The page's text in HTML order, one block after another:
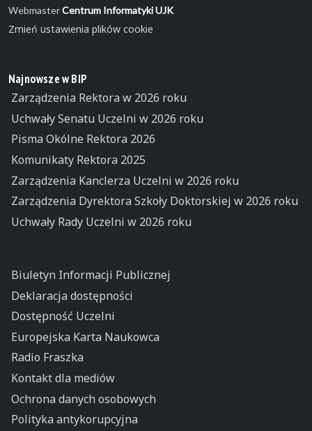
WebmasterCentrum Informatyki UJK
Zmień ustawienia plików cookie
Najnowsze w BIP
Zarządzenia Rektora w 2026 roku
Uchwały Senatu Uczelni w 2026 roku
Pisma Okólne Rektora 2026
Komunikaty Rektora 2025
Zarządzenia Kanclerza Uczelni w 2026 roku
Zarządzenia Dyrektora Szkoły Doktorskiej w 2026 roku
Uchwały Rady Uczelni w 2026 roku
Biuletyn Informacji Publicznej
Deklaracja dostępności
Dostępność Uczelni
Europejska Karta Naukowca
Radio Fraszka
Kontakt dla mediów
Ochrona danych osobowych
Polityka antykorupcyjna